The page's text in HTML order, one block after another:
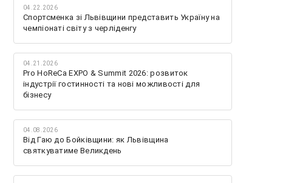
04.22.2026
Спортсменка зі Львівщини представить Україну на
чемпіонаті світу з черліденгу
04.21.2026
Pro HoReCa EXPO & Summit 2026: розвиток
індустрії гостинності та нові можливості для
бізнесу
04.08.2026
Від Гаю до Бойківщини: як Львівщина
святкуватиме Великдень